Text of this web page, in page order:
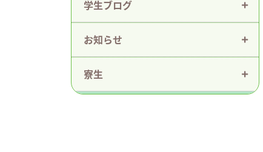
学生ブログ
お知らせ
寮生